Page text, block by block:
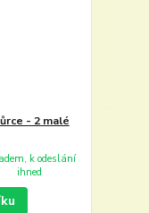
- 2 malé
k odeslání
ihned